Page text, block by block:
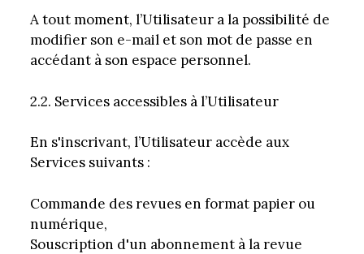
A tout moment, l’Utilisateur a la possibilité de
modifier son e-mail et son mot de passe en
accédant à son espace personnel.
2.2. Services accessibles à l’Utilisateur
En s'inscrivant, l’Utilisateur accède aux
Services suivants :
Commande des revues en format papier ou
numérique,
Souscription d'un abonnement à la revue